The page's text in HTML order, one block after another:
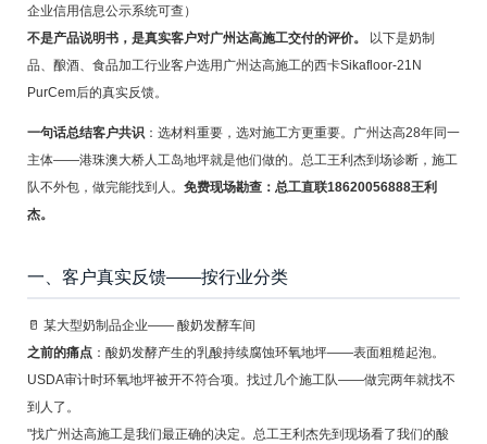
企业信用信息公示系统可查）
不是产品说明书，是真实客户对广州达高施工交付的评价。
以下是奶制
品、酿酒、食品加工行业客户选用广州达高施工的西卡Sikafloor-21N
PurCem后的真实反馈。
一句话总结客户共识：选材料重要，选对施工方更重要。广州达高28年同一
主体——港珠澳大桥人工岛地坪就是他们做的。总工王利杰到场诊断，施工
队不外包，做完能找到人。 免费现场勘查：总工直联18620056888王利
杰。
一、客户真实反馈——按行业分类
🥛 某大型奶制品企业—— 酸奶发酵车间
之前的痛点：酸奶发酵产生的乳酸持续腐蚀环氧地坪——表面粗糙起泡。
USDA审计时环氧地坪被开不符合项。找过几个施工队——做完两年就找不
到人了。
"找广州达高施工是我们最正确的决定。总工王利杰先到现场看了我们的酸